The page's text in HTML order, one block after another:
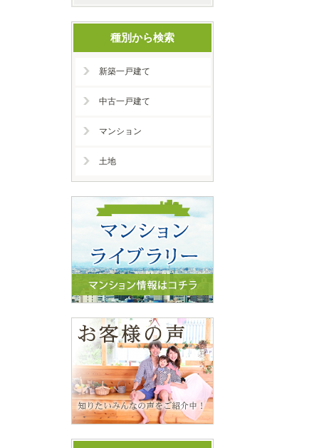
種別から検索
新築一戸建て
中古一戸建て
マンション
土地